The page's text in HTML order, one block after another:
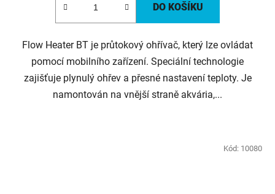
DO KOŠÍKU
Flow Heater BT je průtokový ohřívač, který lze ovládat
pomocí mobilního zařízení. Speciální technologie
zajišťuje plynulý ohřev a přesné nastavení teploty. Je
namontován na vnější straně akvária,...
Kód: 10080